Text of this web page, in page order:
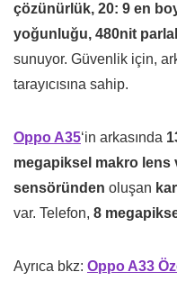
çözünürlük, 20: 9 en
yoğunluğu, 480nit
sunuyor. Güvenlik için,
tarayıcısına sahip.
Oppo A35‘in arkasında
megapiksel makro lens
sensöründen oluşan
var. Telefon, 8
Ayrıca bkz: Oppo A33